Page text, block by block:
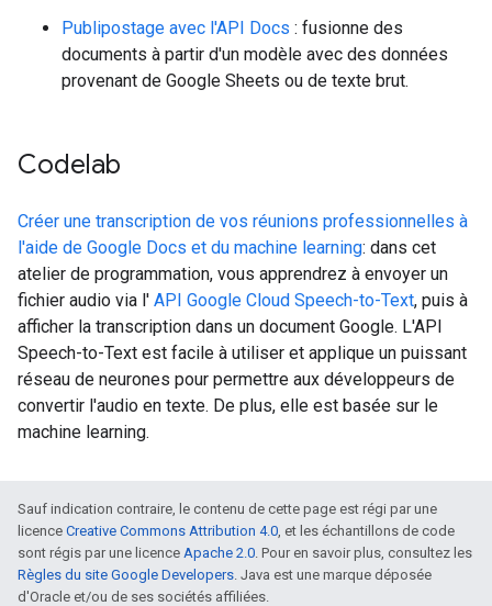
Publipostage avec l'API Docs : fusionne des
documents à partir d'un modèle avec des données
provenant de Google Sheets ou de texte brut.
Codelab
Créer une transcription de vos réunions professionnelles à
l'aide de Google Docs et du machine learning: dans cet
atelier de programmation, vous apprendrez à envoyer un
fichier audio via l' API Google Cloud Speech-to-Text, puis à
afficher la transcription dans un document Google. L'API
Speech-to-Text est facile à utiliser et applique un puissant
réseau de neurones pour permettre aux développeurs de
convertir l'audio en texte. De plus, elle est basée sur le
machine learning.
Sauf indication contraire, le contenu de cette page est régi par une
licence Creative Commons Attribution 4.0, et les échantillons de code
sont régis par une licence Apache 2.0. Pour en savoir plus, consultez les
Règles du site Google Developers. Java est une marque déposée
d'Oracle et/ou de ses sociétés affiliées.